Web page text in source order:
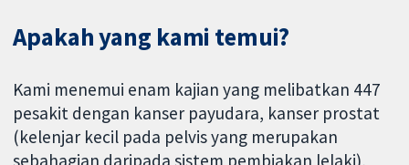
Apakah yang kami temui?
Kami menemui enam kajian yang melibatkan 447
pesakit dengan kanser payudara, kanser prostat
(kelenjar kecil pada pelvis yang merupakan
sebahagian daripada sistem pembiakan lelaki),